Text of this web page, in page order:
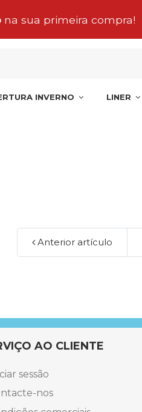
o liner para a Península
INVERNO LINER
Anterior artículo
AO CLIENTE
sessão
nos